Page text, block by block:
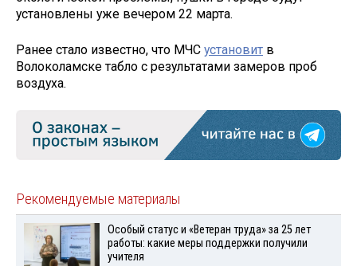
установлены уже вечером 22 марта.
Ранее стало известно, что МЧС установит в
Волоколамске табло с результатами замеров проб
воздуха.
Рекомендуемые материалы
Особый статус и «Ветеран труда» за 25 лет
работы: какие меры поддержки получили
учителя